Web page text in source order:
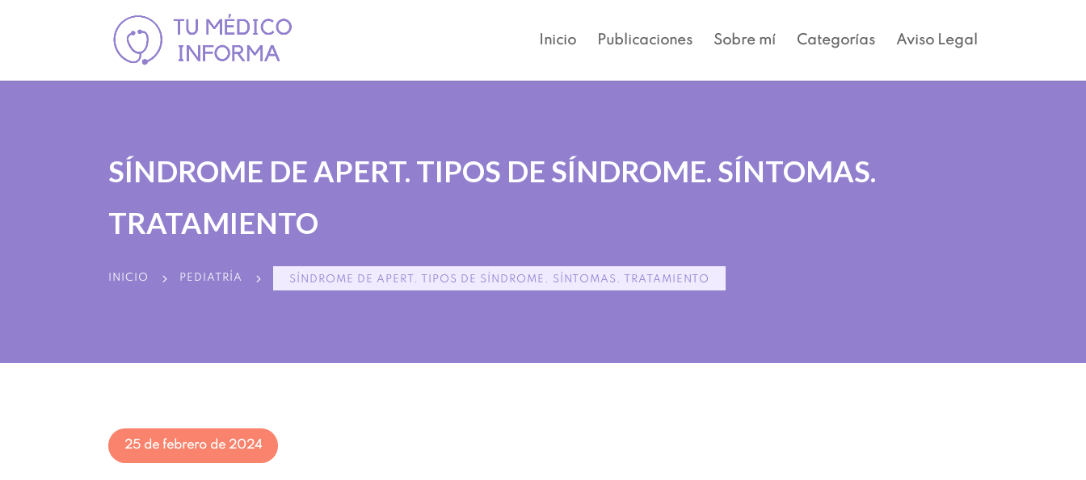
Inicio Publicaciones Sobre mí Categorías Aviso Legal
SÍNDROME DE APERT. TIPOS DE SÍNDROME. SÍNTOMAS.
TRATAMIENTO
INICIO 5 PEDIATRÍA 5 SÍNDROME DE APERT. TIPOS DE SÍNDROME. SÍNTOMAS. TRATAMIENTO
25 de febrero de 2024